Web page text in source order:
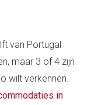
van Portugal
maar 3 of 4 zijn
wilt verkennen.
in